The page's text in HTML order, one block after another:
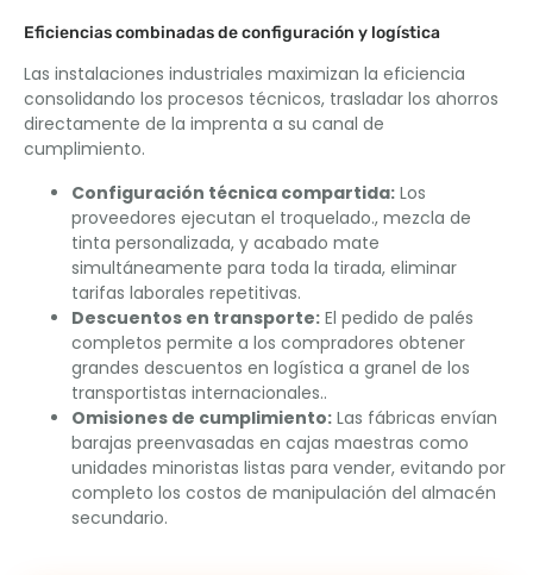
Eficiencias combinadas de configuración y logística
Las instalaciones industriales maximizan la eficiencia
consolidando los procesos técnicos, trasladar los ahorros
directamente de la imprenta a su canal de
cumplimiento.
Configuración técnica compartida: Los
proveedores ejecutan el troquelado., mezcla de
tinta personalizada, y acabado mate
simultáneamente para toda la tirada, eliminar
tarifas laborales repetitivas.
Descuentos en transporte: El pedido de palés
completos permite a los compradores obtener
grandes descuentos en logística a granel de los
transportistas internacionales..
Omisiones de cumplimiento: Las fábricas envían
barajas preenvasadas en cajas maestras como
unidades minoristas listas para vender, evitando por
completo los costos de manipulación del almacén
secundario.